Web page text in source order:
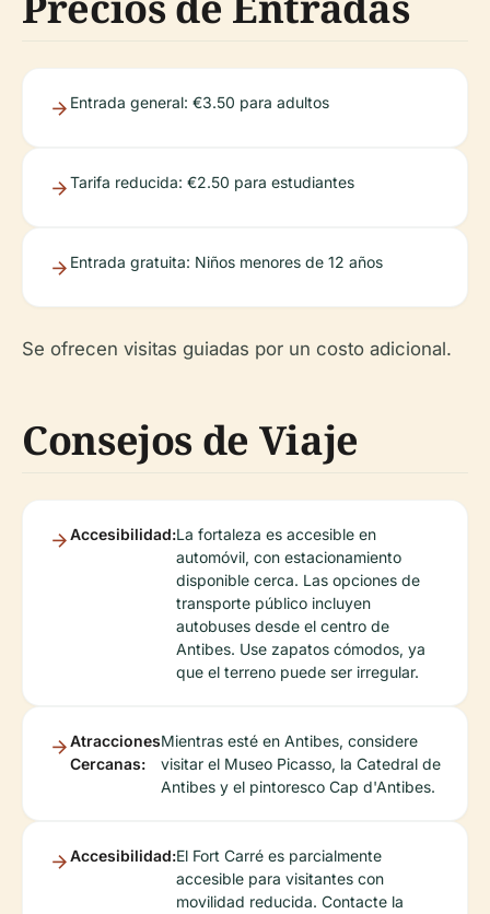
Entrada general: €3.50 para adultos
Tarifa reducida: €2.50 para estudiantes
Entrada gratuita: Niños menores de 12 años
Se ofrecen visitas guiadas por un costo adicional.
Consejos de Viaje
Accesibilidad:La fortaleza es accesible en
automóvil, con estacionamiento
disponible cerca. Las opciones de
transporte público incluyen
autobuses desde el centro de
Antibes. Use zapatos cómodos, ya
que el terreno puede ser irregular.
Atracciones
Cercanas:
Mientras esté en Antibes, considere
visitar el Museo Picasso, la Catedral de
Antibes y el pintoresco Cap d'Antibes.
Accesibilidad:El Fort Carré es parcialmente
accesible para visitantes con
movilidad reducida. Contacte la